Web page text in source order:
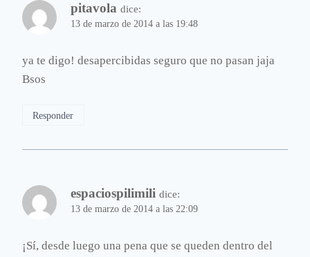
pitavola dice:
13 de marzo de 2014 a las 19:48
ya te digo! desapercibidas seguro que no pasan jaja
Bsos
Responder
espaciospilimili dice:
13 de marzo de 2014 a las 22:09
¡Sí, desde luego una pena que se queden dentro del